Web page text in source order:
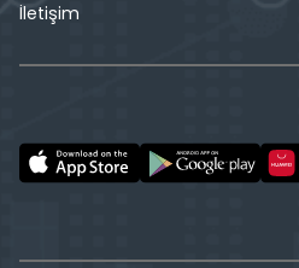
İletişim